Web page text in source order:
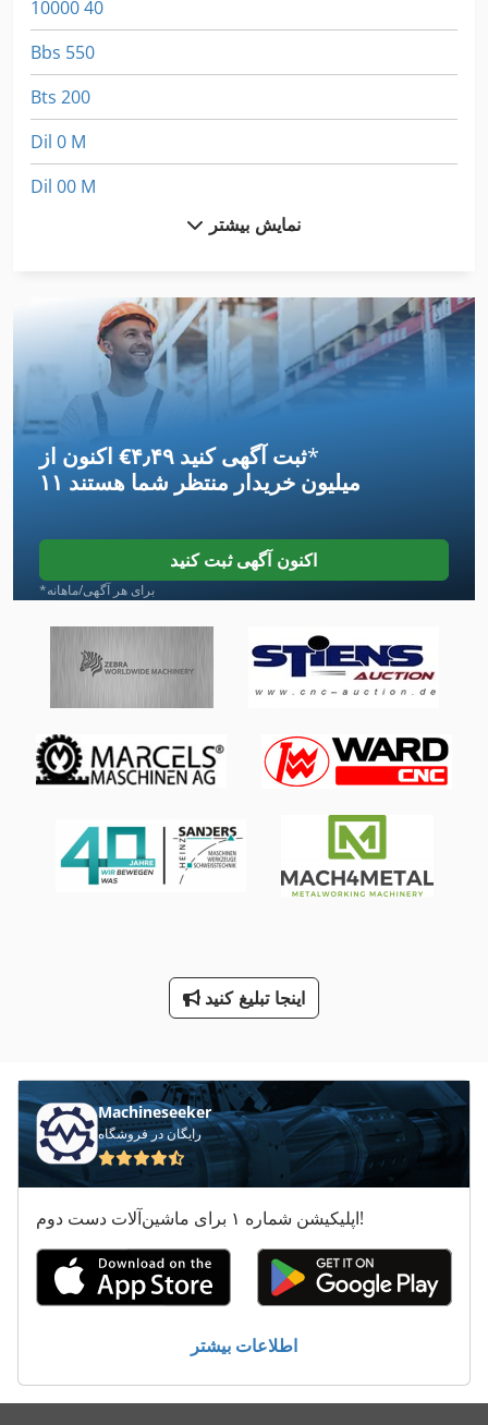
10000 40
Bbs 550
Bts 200
Dil 0 M
Dil 00 M
Dmu 80 T
Hbs 470
Lbx 200
Meh 5 2 1 8 B
Metba Mb 1
Ng 200
Sbs 8 70
Tiefbord 8 25 100
Upe 80 120 F
برایان Beckum 315 گوشت را دیدم
جدول 8 Mm قیچی
کارگاه Tlg چرخ 138
نمایش بیشتر
اکنون از ‎€۴٫۴۹ ثبت آگهی کنید*
۱۱ میلیون خریدار منتظر شما هستند
اکنون آگهی ثبت کنید
*برای هر آگهی/ماهانه
اینجا تبلیغ کنید
Machineseeker
رایگان در فروشگاه
اپلیکیشن شماره ۱ برای ماشین‌آلات دست دوم!
اطلاعات بیشتر